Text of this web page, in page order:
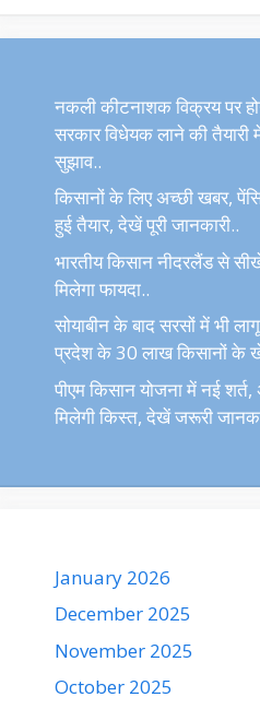
नकली कीटनाशक विक्रय पर
सरकार विधेयक लाने की तैयारी
सुझाव..
किसानों के लिए अच्छी खबर,
हुई तैयार, देखें पूरी जानकारी..
भारतीय किसान नीदरलैंड से
मिलेगा फायदा..
सोयाबीन के बाद सरसों में भी
प्रदेश के 30 लाख किसानों के
पीएम किसान योजना में नई
मिलेगी किस्त, देखें जरूरी
January 2026
December 2025
November 2025
October 2025